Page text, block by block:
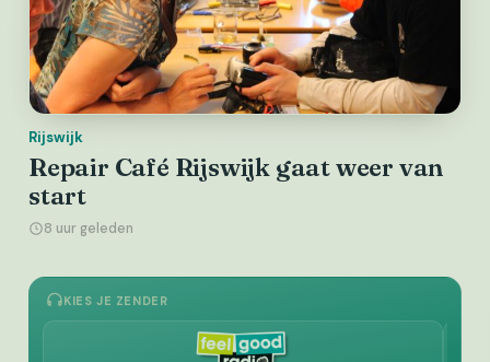
Rijswijk
Repair Café Rijswijk gaat weer van
start
8 uur geleden
KIES JE ZENDER